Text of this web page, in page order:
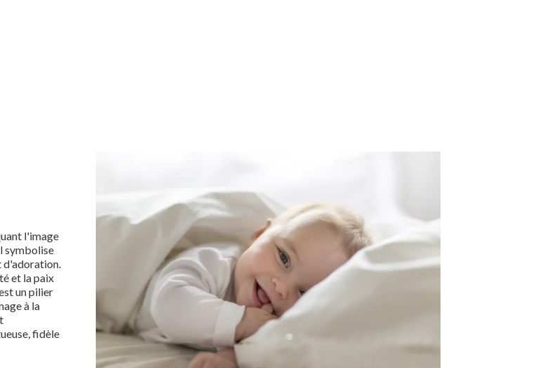
l'image
symbolise
d'adoration.
et la paix
un pilier
à la
fidèle